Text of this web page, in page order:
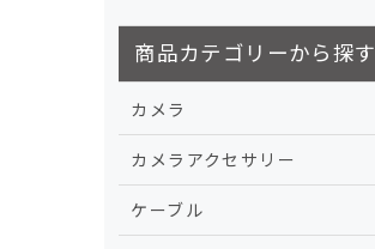
商品カテゴリーから探す
カメラ
カメラアクセサリー
ケーブル